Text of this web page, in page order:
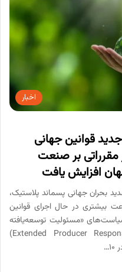
اخبار
قوانین جهانی
مقرراتی بر صنعت
افزایش یافت
بحران جهانی پسماند پلاستیک،
بیشتری در حال اجرای قوانین
«مسئولیت توسعه‌یافته
تولیدکننده» (Extended Producer Responsibility – EPR)